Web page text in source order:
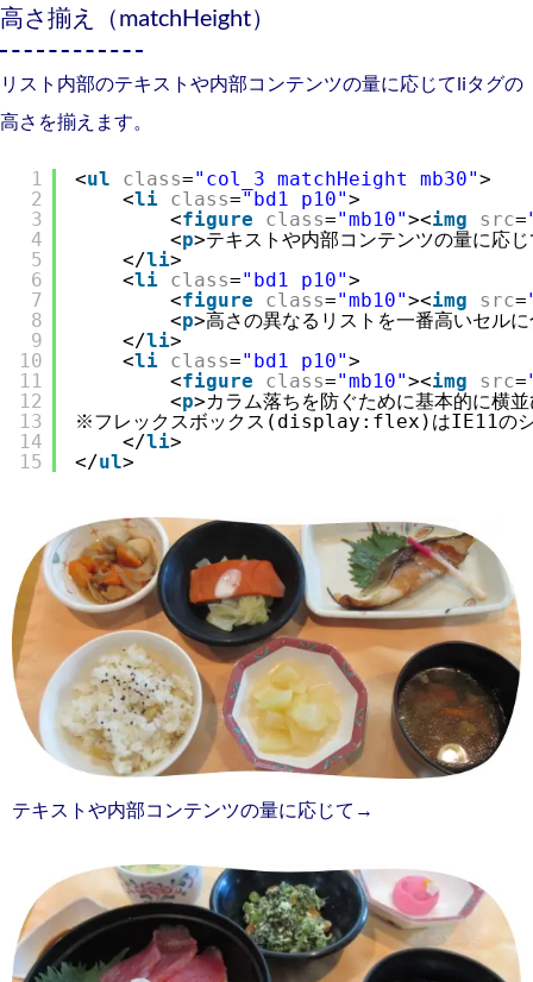
高さ揃え（matchHeight）
リスト内部のテキストや内部コンテンツの量に応じてliタグの
高さを揃えます。
1
2
3
4
5
6
7
8
9
10
11
12
13
14
15
<ul class="col_3 matchHeight mb30">
<li class="bd1 p10">
<figure class="mb10"><img src=
<p>テキストや内部コンテンツの量に応
</li>
<li class="bd1 p10">
<figure class="mb10"><img src=
<p>高さの異なるリストを一番高いセル
</li>
<li class="bd1 p10">
<figure class="mb10"><img src=
<p>カラム落ちを防ぐために基本的に横
※フレックスボックス(display:flex)はIE11のシ
</li>
</ul>
テキストや内部コンテンツの量に応じて→